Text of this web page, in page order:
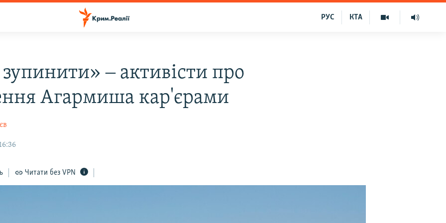
КТА
РУС
зупинити» ‒ активісти про
Агармиша кар'єрами
Читати без VPN